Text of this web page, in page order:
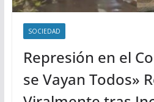
SOCIEDAD
Represión en el
se Vayan Todos»